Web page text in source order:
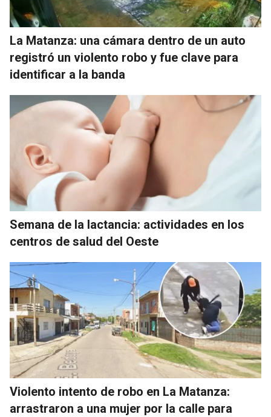
La Matanza: una cámara dentro de un auto
registró un violento robo y fue clave para
identificar a la banda
Semana de la lactancia: actividades en los
centros de salud del Oeste
Violento intento de robo en La Matanza:
arrastraron a una mujer por la calle para